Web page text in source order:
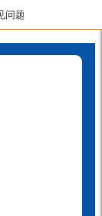
/制冷加热控温控
问题